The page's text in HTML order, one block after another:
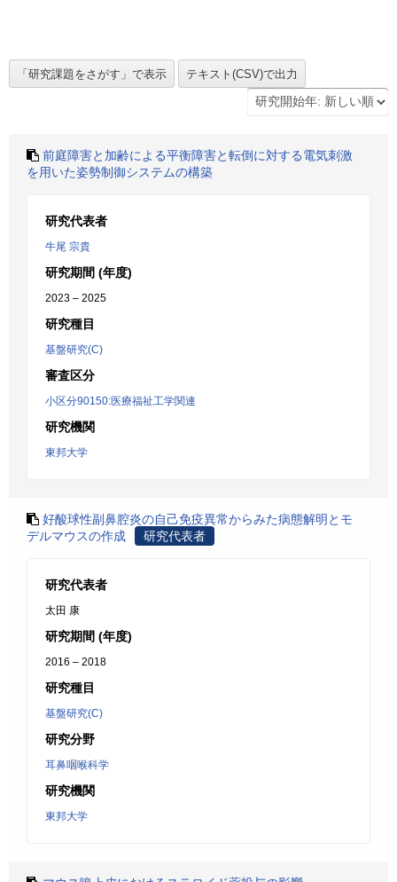
前庭障害と加齢による平衡障害と転倒に対する電気刺激
を用いた姿勢制御システムの構築
研究代表者
牛尾 宗貴
研究期間 (年度)
2023 – 2025
研究種目
基盤研究(C)
審査区分
小区分90150:医療福祉工学関連
研究機関
東邦大学
好酸球性副鼻腔炎の自己免疫異常からみた病態解明とモ
デルマウスの作成
研究代表者
研究代表者
太田 康
研究期間 (年度)
2016 – 2018
研究種目
基盤研究(C)
研究分野
耳鼻咽喉科学
研究機関
東邦大学